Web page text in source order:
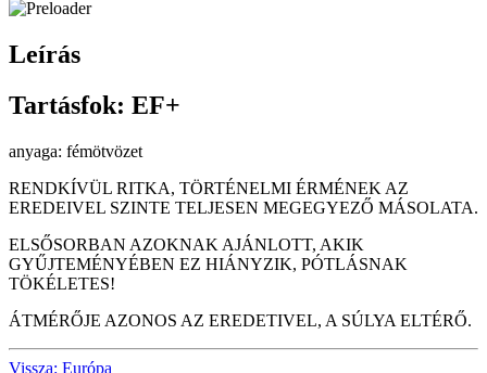
Leírás
Tartásfok: EF+
anyaga: fémötvözet
RENDKÍVÜL RITKA, TÖRTÉNELMI ÉRMÉNEK AZ
EREDEIVEL SZINTE TELJESEN MEGEGYEZŐ MÁSOLATA.
ELSŐSORBAN AZOKNAK AJÁNLOTT, AKIK
GYŰJTEMÉNYÉBEN EZ HIÁNYZIK, PÓTLÁSNAK
TÖKÉLETES!
ÁTMÉRŐJE AZONOS AZ EREDETIVEL, A SÚLYA ELTÉRŐ.
Vissza: Európa